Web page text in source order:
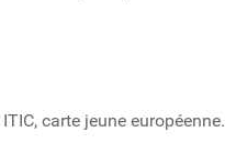
carte jeune européenne.